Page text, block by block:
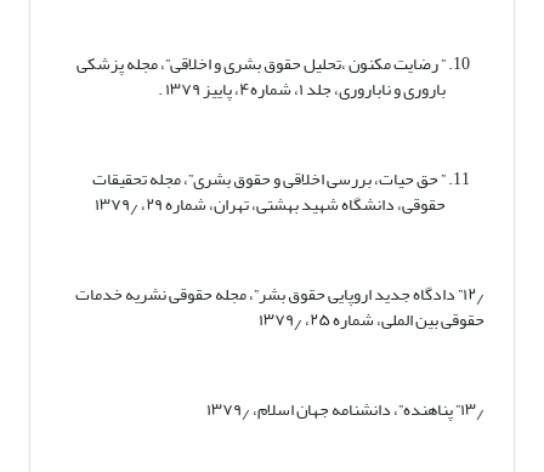
” رضایت مکنون ،تحلیل حقوق بشری و اخلاقی”، مجله پزشکی
باروری و ناباروری، جلد ۱، شماره۴، پاییز ۱۳۷۹ .
” حق حیات، بررسی اخلاقی و حقوق بشری”، مجله تحقیقات
حقوقی، دانشگاه شهید بهشتی، تهران، شماره ۲۹، ۱۳۷۹٫
۱۲٫” دادگاه جدید اروپایی حقوق بشر”، مجله حقوقی نشریه خدمات
حقوقی بین الملی، شماره ۲۵، ۱۳۷۹٫
۱۳٫” پناهنده”، دانشنامه جهان اسلام، ۱۳۷۹٫